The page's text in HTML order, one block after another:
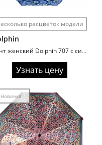
расцветок модели
Зонт женский Dolphin 707 с системой Антиветер
Узнать цену
Новинка